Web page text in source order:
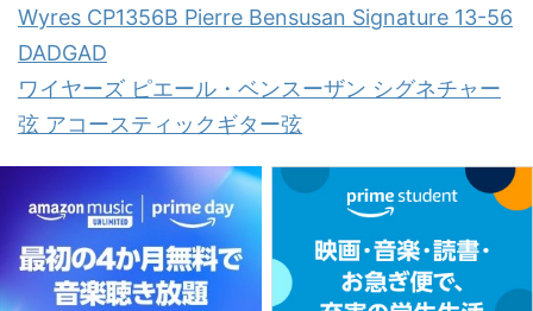
Wyres CP1356B Pierre Bensusan Signature 13-56
DADGAD
ワイヤーズ ピエール・ベンスーザン シグネチャー
弦 アコースティックギター弦